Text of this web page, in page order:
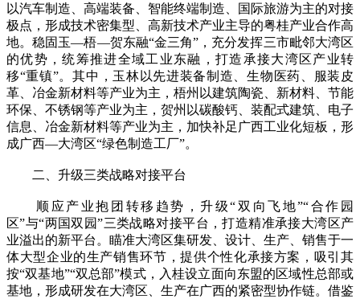
以汽车制造、高端装备、智能终端制造、国际旅游为主的对接
极点，形成技术密集型、高新技术产业主导的粤桂产业合作高
地。稳固玉—梧—贺东融“金三角”，充分发挥三市毗邻大湾区
的优势，统筹推进全域工业东融，打造承接大湾区产业转
移“重镇”。其中，玉林以先进装备制造、生物医药、服装皮
革、冶金新材料等产业为主，梧州以建筑陶瓷、新材料、节能
环保、不锈钢等产业为主，贺州以碳酸钙、装配式建筑、电子
信息、冶金新材料等产业为主，加快补足广西工业化短板，形
成广西—大湾区“绿色制造工厂”。
二、升级三类战略对接平台
顺应产业抱团转移趋势，升级“双向飞地”“合作园
区”与“两国双园”三类战略对接平台，打造精准承接大湾区产
业溢出的新平台。瞄准大湾区集研发、设计、生产、销售于一
体大型企业的生产销售环节，提供个性化承接方案，吸引其
按“双基地”“双总部”模式，入桂设立面向东盟的区域性总部或
基地，形成研发在大湾区、生产在广西的紧密型协作链。借鉴